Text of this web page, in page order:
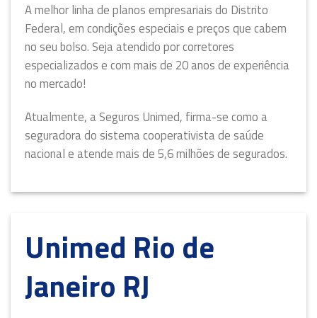
A melhor linha de planos empresariais do Distrito
Federal, em condições especiais e preços que cabem
no seu bolso. Seja atendido por corretores
especializados e com mais de 20 anos de experiência
no mercado!
Atualmente, a Seguros Unimed, firma-se como a
seguradora do sistema cooperativista de saúde
nacional e atende mais de 5,6 milhões de segurados.
Unimed Rio de
Janeiro RJ